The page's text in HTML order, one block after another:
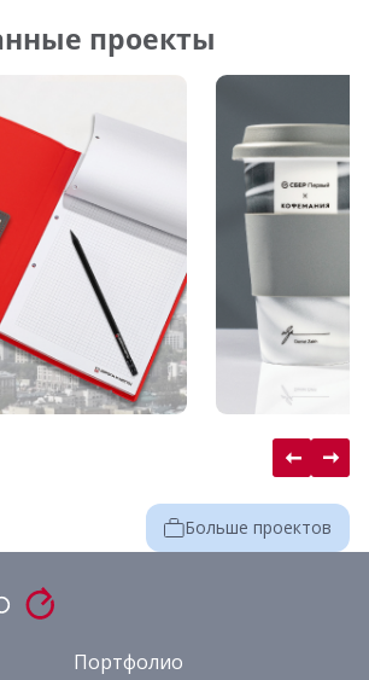
проекты
Больше проектов
Портфолио